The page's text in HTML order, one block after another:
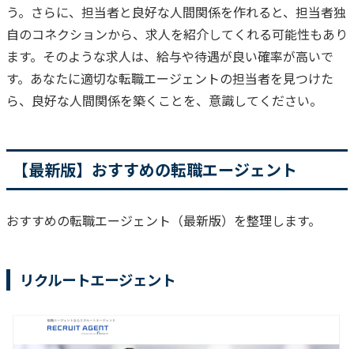
う。 さらに、担当者と良好な人間関係を作れると、担当者独
自のコネクションから、求人を紹介してくれる可能性もあり
ます。 そのような求人は、給与や待遇が良い確率が高いで
す。 あなたに適切な転職エージェントの担当者を見つけた
ら、良好な人間関係を築くことを、意識してください。
【最新版】おすすめの転職エージェント
おすすめの転職エージェント（最新版）を整理します。
リクルートエージェント